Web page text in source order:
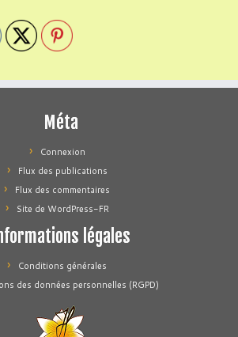
Méta
Connexion
Flux des publications
Flux des commentaires
Site de WordPress-FR
légales
Conditions générales
des données personnelles (RGPD)